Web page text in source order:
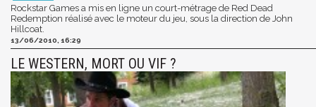
Rockstar Games a mis en ligne un court-métrage de Red Dead
Redemption réalisé avec le moteur du jeu, sous la direction de John
Hillcoat.
13/06/2010, 16:29
LE WESTERN, MORT OU VIF ?